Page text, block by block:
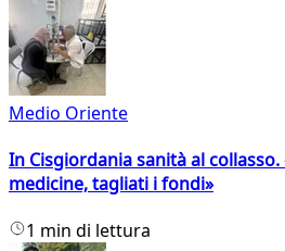
Medio Oriente
In Cisgiordania sanità al
medicine, tagliati i fondi»
1 min di lettura